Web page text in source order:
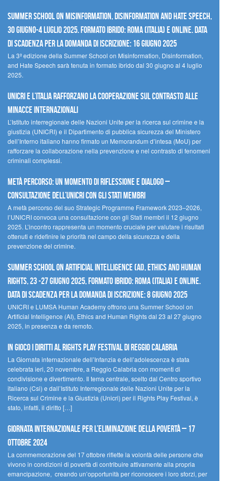
Summer School on Misinformation, Disinformation and Hate Speech,
30 giugno-4 luglio 2025. Formato ibrido: Roma (Italia) e online. Data
di scadenza per la domanda di iscrizione: 16 giugno 2025
La 3ª edizione della Summer School on Misinformation, Disinformation,
and Hate Speech sarà tenuta in formato ibrido dal 30 giugno al 4 luglio
2025.
UNICRI e l’Italia rafforzano la cooperazione sul contrasto alle
minacce internazionali
L’Istituto interregionale delle Nazioni Unite per la ricerca sul crimine e la
giustizia (UNICRI) e il Dipartimento di pubblica sicurezza del Ministero
dell’Interno italiano hanno firmato un Memorandum d’intesa (MoU) per
rafforzare la collaborazione nella prevenzione e nel contrasto di fenomeni
criminali complessi.
Metà percorso: un momento di riflessione e dialogo –
Consultazione dell’UNICRI con gli Stati membri
A metà percorso del suo Strategic Programme Framework 2023–2026,
l’UNICRI convoca una consultazione con gli Stati membri il 12 giugno
2025. L’incontro rappresenta un momento cruciale per valutare i risultati
ottenuti e ridefinire le priorità nel campo della sicurezza e della
prevenzione del crimine.
Summer School on Artificial Intelligence (AI), Ethics and Human
Rights, 23 -27 giugno 2025, Formato Ibrido: Roma (Italia) e online.
Data di scadenza per la domanda di iscrizione: 8 giugno 2025
UNICRI e LUMSA Human Academy offrono una Summer School on
Artificial Intelligence (AI), Ethics and Human Rights dal 23 al 27 giugno
2025, in presenza e da remoto.
In gioco i diritti al Rights Play Festival di Reggio Calabria
La Giornata internazionale dell’Infanzia e dell’adolescenza è stata
celebrata ieri, 20 novembre, a Reggio Calabria con momenti di
condivisione e divertimento. Il tema centrale, scelto dal Centro sportivo
italiano (Csi) e dall’Istituto Interregionale delle Nazioni Unite per la
Ricerca sul Crimine e la Giustizia (Unicri) per il Rights Play Festival, è
stato, infatti, il diritto […]
Giornata internazionale per l’eliminazione della povertà – 17
ottobre 2024
La commemorazione del 17 ottobre riflette la volontà delle persone che
vivono in condizioni di povertà di contribuire attivamente alla propria
emancipazione, creando un’opportunità per riconoscere i loro sforzi, per